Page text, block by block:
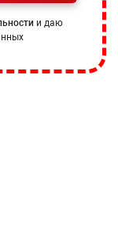
и даю